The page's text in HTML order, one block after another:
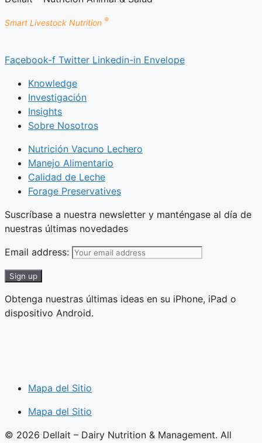
Smart Livestock Nutrition ®
Facebook-f Twitter Linkedin-in Envelope
Knowledge
Investigación
Insights
Sobre Nosotros
Nutrición Vacuno Lechero
Manejo Alimentario
Calidad de Leche
Forage Preservatives
Suscríbase a nuestra newsletter y manténgase al día de
nuestras últimas novedades
Email address:
Obtenga nuestras últimas ideas en su iPhone, iPad o
dispositivo Android.
Mapa del Sitio
Mapa del Sitio
© 2026 Dellait – Dairy Nutrition & Management. All